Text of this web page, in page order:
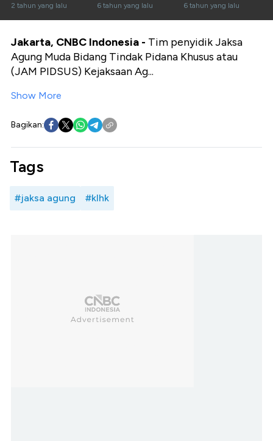
Diperiksa Kejagung
2 tahun yang lalu 6 tahun yang lalu
DPR
6 tahun yang lalu
Jakarta, CNBC Indonesia - Tim penyidik Jaksa
Agung Muda Bidang Tindak Pidana Khusus atau
(JAM PIDSUS) Kejaksaan Ag...
Show More
Bagikan:
Tags
#jaksa agung #klhk